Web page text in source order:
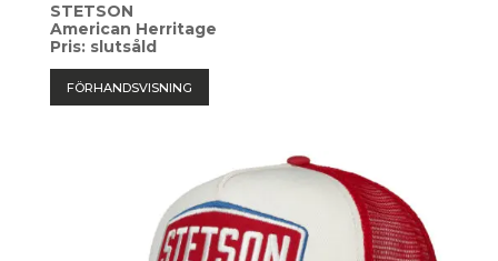
STETSON
American Herritage
Pris: slutsåld
FÖRHANDSVISNING